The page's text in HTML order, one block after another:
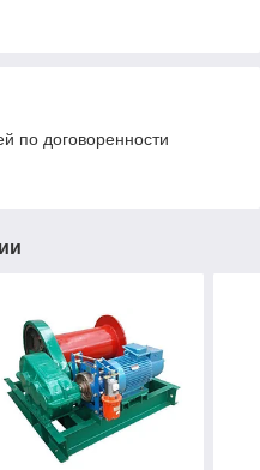
по договоренности